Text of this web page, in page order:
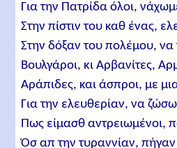
Για την Πατρίδα όλοι,
Στην πίστιν του καθ ένας,
Στην δόξαν του πολέμου, να
Βουλγάροι, κι Αρβανίτες,
Αράπιδες, και άσπροι, με
Για την ελευθερίαν, να
Πως είμασθ αντρειωμένοι,
Όσ απ την τυραννίαν, πήγαν